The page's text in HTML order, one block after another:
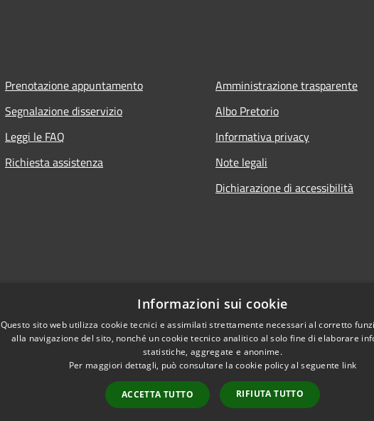
Prenotazione appuntamento
Segnalazione disservizio
Leggi le FAQ
Richiesta assistenza
Amministrazione trasparente
Albo Pretorio
Informativa privacy
Note legali
Dichiarazione di accessibilità
Informazioni sui cookie
Questo sito web utilizza cookie tecnici e assimilati strettamente necessari al corretto
alla navigazione del sito, nonché un cookie tecnico analitico al solo fine di elaborare
statistiche, aggregate e anonime.
Per maggiori dettagli, può consultare la cookie policy al seguente link
ACCETTA TUTTO RIFIUTA TUTTO